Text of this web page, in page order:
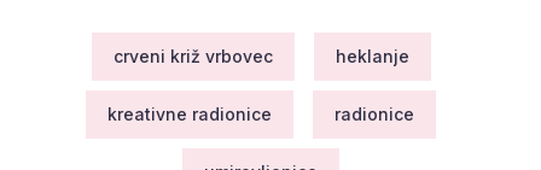
crveni križ vrbovec heklanje
kreativne radionice radionice